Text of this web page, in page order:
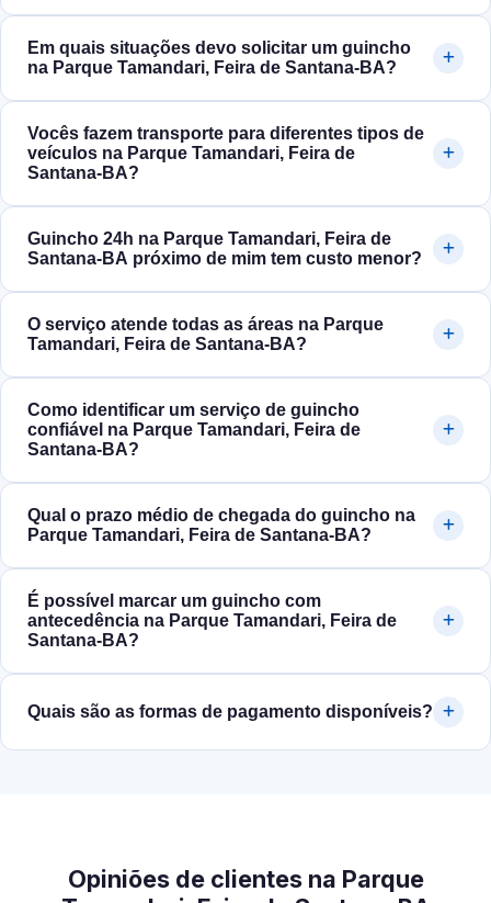
Em quais situações devo solicitar um guincho
na Parque Tamandari, Feira de Santana‑BA?
Vocês fazem transporte para diferentes tipos de
veículos na Parque Tamandari, Feira de
Santana‑BA?
Guincho 24h na Parque Tamandari, Feira de
Santana‑BA próximo de mim tem custo menor?
O serviço atende todas as áreas na Parque
Tamandari, Feira de Santana‑BA?
Como identificar um serviço de guincho
confiável na Parque Tamandari, Feira de
Santana‑BA?
Qual o prazo médio de chegada do guincho na
Parque Tamandari, Feira de Santana‑BA?
É possível marcar um guincho com
antecedência na Parque Tamandari, Feira de
Santana‑BA?
Quais são as formas de pagamento disponíveis?
Opiniões de clientes na Parque